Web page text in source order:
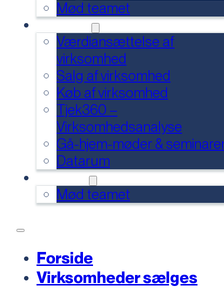
Mød teamet
Værdiansættelse af
virksomhed
Salg af virksomhed
Køb af virksomhed
Tjek360 –
Virksomhedsanalyse
Gå-hjem-møder &
Datarum
Mød teamet
Forside
Virksomheder sælges